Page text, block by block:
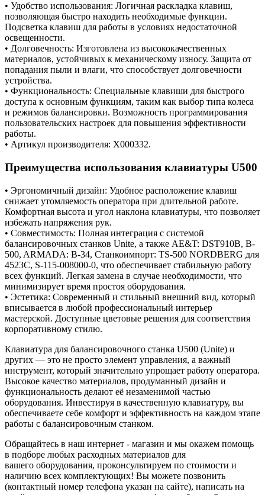
• Удобство использования: Логичная раскладка клавиш,
позволяющая быстро находить необходимые функции.
Подсветка клавиш для работы в условиях недостаточной
освещенности.
• Долговечность: Изготовлена из высококачественных
материалов, устойчивых к механическому износу. Защита от
попадания пыли и влаги, что способствует долговечности
устройства.
• Функциональность: Специальные клавиши для быстрого
доступа к основным функциям, таким как выбор типа колеса
и режимов балансировки. Возможность программирования
пользовательских настроек для повышения эффективности
работы.
• Артикул производителя: X000332.
Преимущества использования клавиатуры U500
• Эргономичный дизайн: Удобное расположение клавиш
снижает утомляемость оператора при длительной работе.
Комфортная высота и угол наклона клавиатуры, что позволяет
избежать напряжения рук.
• Совместимость: Полная интеграция с системой
балансировочных станков Unite, а также AE&T: DST910B, B-
500, ARMADA: B-34, Станкоимпорт: TS-500 NORDBERG для
4523C, S-115-008000-0, что обеспечивает стабильную работу
всех функций. Легкая замена в случае необходимости, что
минимизирует время простоя оборудования.
• Эстетика: Современный и стильный внешний вид, который
вписывается в любой профессиональный интерьер
мастерской. Доступные цветовые решения для соответствия
корпоративному стилю.
Клавиатура для балансировочного станка U500 (Unite) и
других — это не просто элемент управления, а важный
инструмент, который значительно упрощает работу оператора.
Высокое качество материалов, продуманный дизайн и
функциональность делают её незаменимой частью
оборудования. Инвестируя в качественную клавиатуру, вы
обеспечиваете себе комфорт и эффективность на каждом этапе
работы с балансировочным станком.
Обращайтесь в наш интернет - магазин и мы окажем помощь
в подборе любых расходных материалов для
вашего оборудования, проконсультируем по стоимости и
наличию всех комплектующих! Вы можете позвонить
(контактный номер телефона указан на сайте), написать на